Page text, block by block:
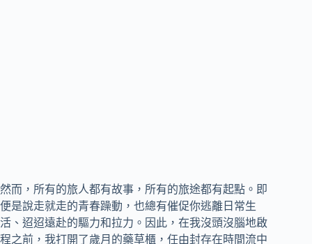
然而，所有的旅人都有故事，所有的旅途都有起點。即
便是說走就走的青春躁動，也總有催促你逃離日常生
活、迢迢遠赴的驅力和拉力。因此，在我沒頭沒腦地啟
程之前，我打開了歲月的藥草櫃，任由封存在時間流中